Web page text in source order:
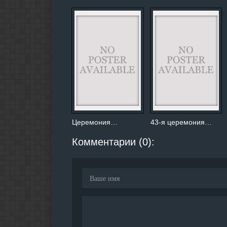
Церемония… 43-я церемония…
Комментарии (0):